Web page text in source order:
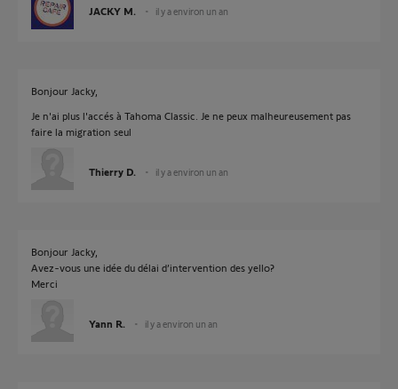
JACKY M. il y a environ un an
Bonjour Jacky,
Je n'ai plus l'accés à Tahoma Classic. Je ne peux malheureusement pas
faire la migration seul
Thierry D. il y a environ un an
Bonjour Jacky,
Avez-vous une idée du délai d’intervention des yello?
Merci
Yann R. il y a environ un an